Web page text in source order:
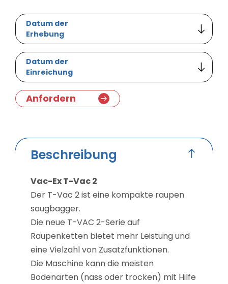
Datum der
Erhebung
Datum der
Einreichung
Anfordern
Beschreibung
Vac-Ex T-Vac 2
Der T-Vac 2 ist eine kompakte raupen
saugbagger.
Die neue T-VAC 2-Serie auf
Raupenketten bietet mehr Leistung und
eine Vielzahl von Zusatzfunktionen.
Die Maschine kann die meisten
Bodenarten (nass oder trocken) mit Hilfe